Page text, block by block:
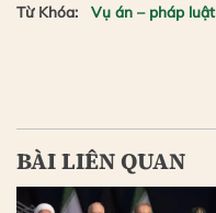
Từ Khóa: Vụ án – pháp luật
BÀI LIÊN QUAN